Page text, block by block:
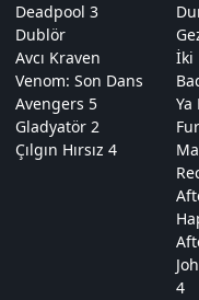
Deadpool 3
Dublör
Avcı Kraven
Venom: Son Dans
Avengers 5
Gladyatör 2
Çılgın Hırsız 4
İki
Ya
4